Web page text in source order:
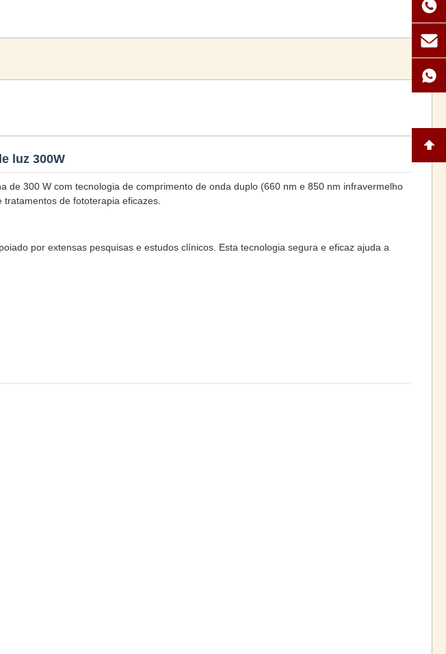
luz 300W
300 W com tecnologia de comprimento de onda duplo (660 nm e 850 nm infravermelho
de fototerapia eficazes.
por extensas pesquisas e estudos clínicos. Esta tecnologia segura e eficaz ajuda a